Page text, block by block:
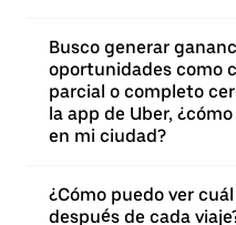
Busco generar
oportunidades como
parcial o completo
la app de Uber,
en mi ciudad?
¿Cómo puedo ver
después de cada